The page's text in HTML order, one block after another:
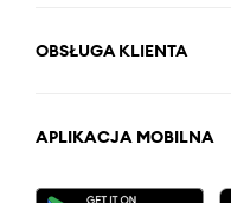
OBSŁUGA KLIENTA
APLIKACJA MOBILNA